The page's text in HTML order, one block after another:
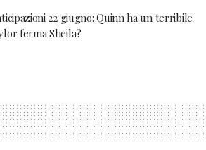
22 giugno: Quinn ha un terribile
ferma Sheila?